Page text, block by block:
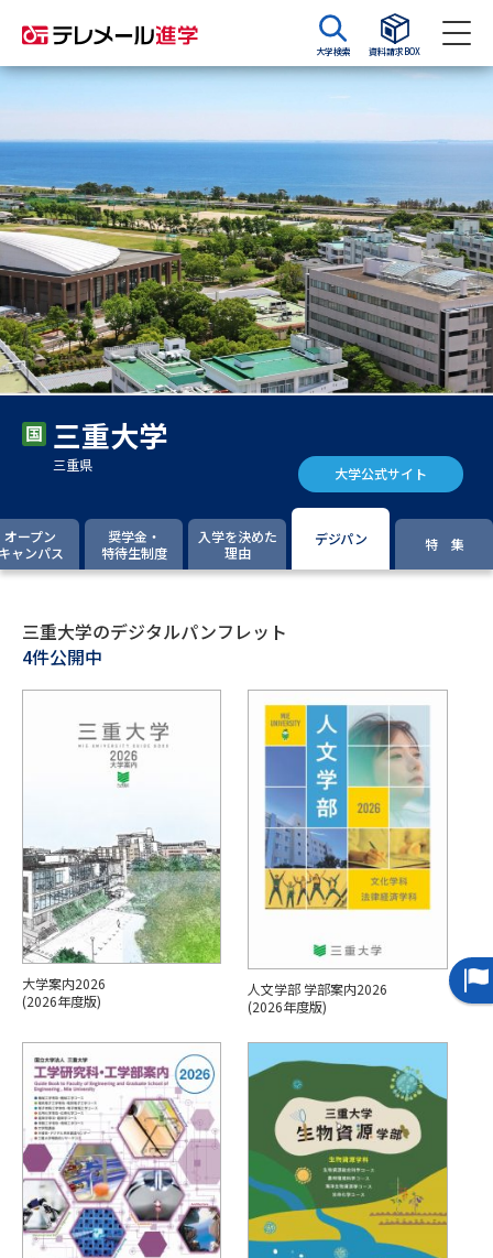
大学検索 資料請求BOX
大学・短大の資料種類から請求
大学パンフ 学部・学科パンフ
総合型選抜・学校推薦型選抜 募
集要項＆願書
大学入学共通テスト利用選抜の
募集要項＆願書
過去問題集
大学・短大以外の資料から請求
大学院の資料請求
留学・進学関連、塾・予備校
大学入学共通テスト「受験案
内」の請求
配慮案内」の請求
高等学校（情報）教員資格認定
大学検索
大学で学べる内容や特徴を調べる
新増設大学・学部・学科特集
国際・グローバルに強い大学特
集
デジタルパンフレット 進路の３択
新学年スタート号特集ページ
（高3生用）
新学年スタート号特集ページ
（高2生用）
SELFBRAND特集ページ
三重大学
三重県 大学公式サイト
オープン
ャンパス
奨学金・
特待生制度
入学を決めた
理由
デジパン 特 集
三重大学のデジタルパンフレット
4件公開中
大学案内2026
(2026年度版)
人文学部 学部案内2026
(2026年度版)